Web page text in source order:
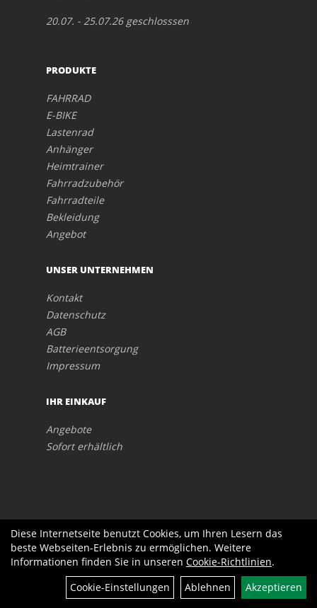
Filter
20.07. - 25.07.26 geschlosssen
PRODUKTE
FAHRRAD
E-BIKE
Lastenrad
Anhänger
Heimtrainer
Fahrradzubehör
Fahrradteile
Bekleidung
Angebot
UNSER UNTERNEHMEN
Kontakt
Datenschutz
AGB
Batterieentsorgung
Impressum
IHR EINKAUF
Angebote
Sofort erhältlich
Diese Internetseite benutzt Cookies, um Ihren Lesern das
beste Webseiten-Erlebnis zu ermöglichen. Weitere
Informationen finden Sie in unseren Cookie-Richtlinien.
Cookie-Einstellungen
Ablehnen Akzeptieren